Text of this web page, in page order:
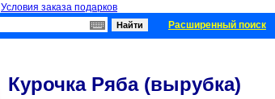
Условия заказа подарков
Расширенный поиск
Курочка Ряба (вырубка)